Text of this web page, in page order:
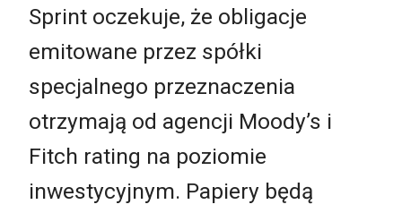
Sprint oczekuje, że obligacje
emitowane przez spółki
specjalnego przeznaczenia
otrzymają od agencji Moody’s i
Fitch rating na poziomie
inwestycyjnym. Papiery będą